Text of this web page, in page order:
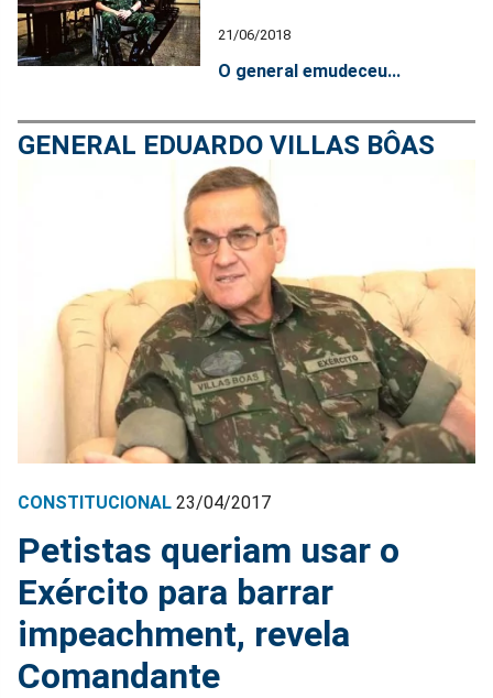
21/06/2018
O general emudeceu...
GENERAL EDUARDO VILLAS BÔAS
CONSTITUCIONAL 23/04/2017
Petistas queriam usar o
Exército para barrar
impeachment, revela
Comandante